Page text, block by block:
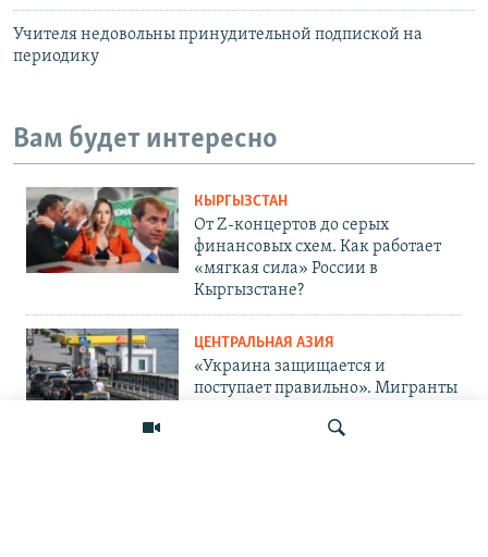
Учителя недовольны принудительной подпиской на
периодику
Вам будет интересно
КЫРГЫЗСТАН
От Z-концертов до серых
финансовых схем. Как работает
«мягкая сила» России в
Кыргызстане?
ЦЕНТРАЛЬНАЯ АЗИЯ
«Украина защищается и
поступает правильно». Мигранты
и его последствиях